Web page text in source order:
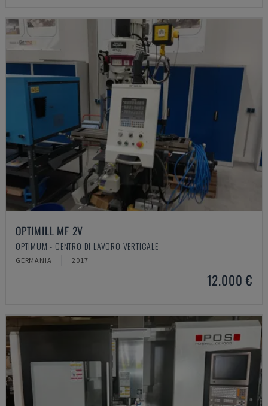
OPTIMILL MF 2V
OPTIMUM - CENTRO DI LAVORO VERTICALE
GERMANIA 2017
12.000 €